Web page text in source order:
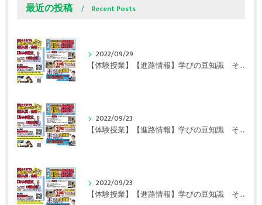
最近の投稿 Recent Posts
2022/09/29
【体験授業】【進路情報】学びの豆知識 その108 やはり、これに帰ってくる？｜英賀保駅前のすらら学習塾姫路英賀保校
2022/09/23
【体験授業】【進路情報】学びの豆知識 その107 実力テストや模試が苦手な人は｜英賀保駅前のすらら学習塾姫路英賀保校
2022/09/23
【体験授業】【進路情報】学びの豆知識 その106 やはり目的がないとモチベーションが上がらない ｜英賀保駅前のすらら学習塾姫路英賀保校